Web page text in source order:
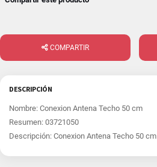
COMPARTIR
DESCRIPCIÓN
Nombre: Conexion Antena Techo 50 cm
Resumen: 03721050
Descripción: Conexion Antena Techo 50 cm